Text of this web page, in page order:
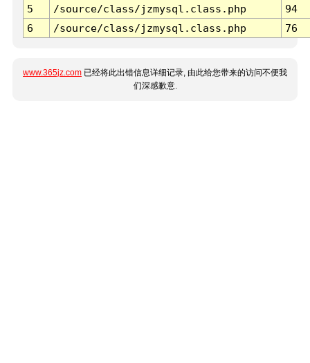
5
/source/class/jzmysql.class.php
94
6
/source/class/jzmysql.class.php 76
www.365jz.com 已经将此出错信息详细记录, 由此给您带来的访问不便我
们深感歉意.